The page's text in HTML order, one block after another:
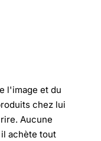
l'image et du
chez lui
Aucune
achète tout